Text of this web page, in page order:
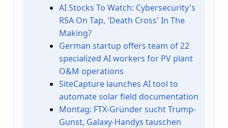
AI Stocks To Watch: Cybersecurity's
RSA On Tap, 'Death Cross' In The
Making?
German startup offers team of 22
specialized AI workers for PV plant
O&M operations
SiteCapture launches AI tool to
automate solar field documentation
Montag: FTX-Gründer sucht Trump-
Gunst, Galaxy-Handys tauschen